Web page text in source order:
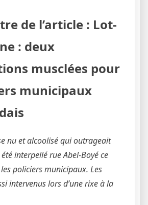
de l’article : Lot-
: deux
musclées pour
municipaux
nu et alcoolisé qui outrageait
interpellé rue Abel-Boyé ce
policiers municipaux. Les
intervenus lors d’une rixe à la